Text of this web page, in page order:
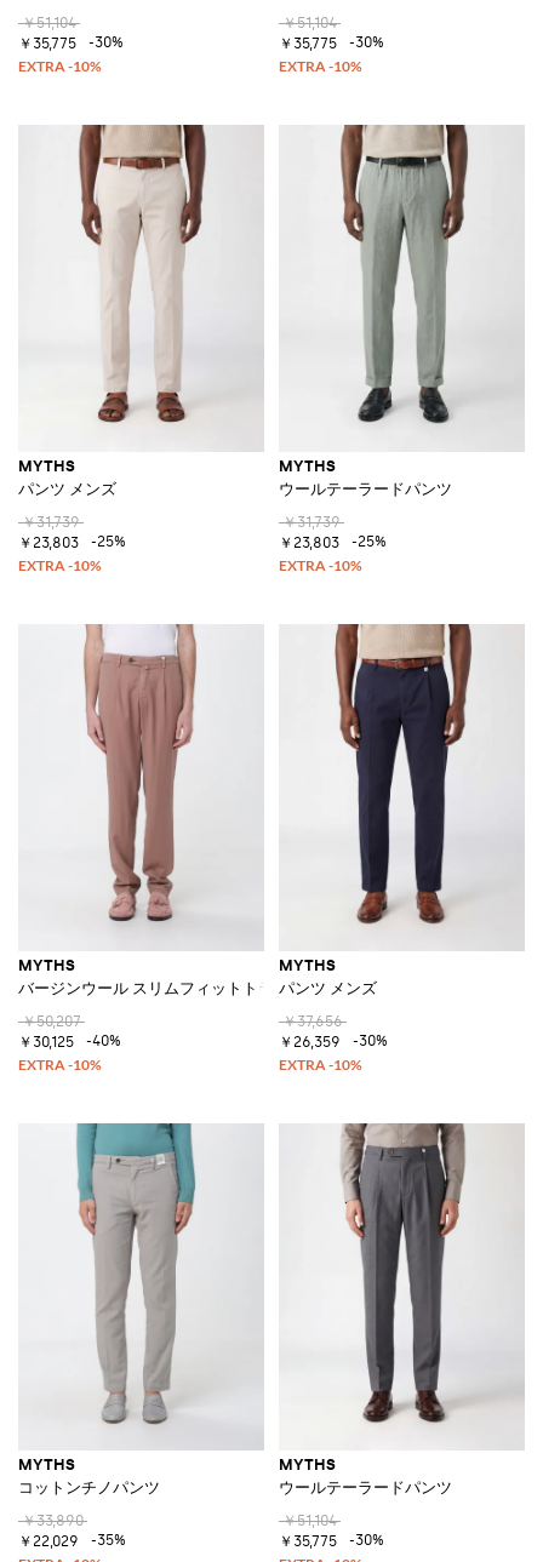
￥51,104
￥35,775
-30%
￥51,104
￥35,775
-30%
MYTHS
パンツ メンズ
￥31,739
￥23,803
-25%
MYTHS
ウールテーラードパンツ
￥31,739
￥23,803
-25%
MYTHS
バージンウール スリムフィットトラウザーズ
￥50,207
￥30,125
-40%
MYTHS
パンツ メンズ
￥37,656
￥26,359
-30%
MYTHS
コットンチノパンツ
￥33,890
￥22,029
-35%
MYTHS
ウールテーラードパンツ
￥51,104
￥35,775
-30%